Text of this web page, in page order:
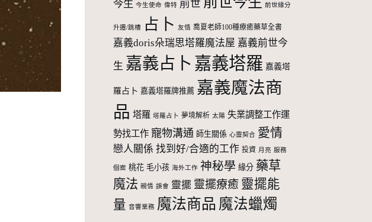
今生 今生使命 偉特 前世 前世緣分
升遷/跳槽 占卜 友情 喬夏老師100種療癒藥草全書
嘉義doris朵瑞思塔羅魔法屋 嘉義前世今
生 嘉義占卜 嘉義塔羅 嘉義塔
羅占卜 嘉義塔羅牌推薦 嘉義魔法商
品 塔羅 塔羅占卜 夢境解析 太陽 失業調整工作運
勢找工作 寵物溝通 師生關係 心靈契合 愛情
戀人關係 找到好/合適的工作 投資 月亮 服務
個案 桃花 毛小孩 海外工作 神秘學 緣分 藥草
魔法 親情 誤會 靈擺 靈擺療癒 靈擺能
量 音響業務 魔法商品 魔法蠟燭